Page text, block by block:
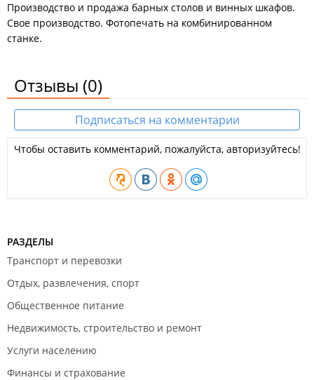
Производство и продажа барных столов и винных шкафов.
Свое производство. Фотопечать на комбинированном
станке.
Отзывы (0)
Подписаться на комментарии
Чтобы оставить комментарий, пожалуйста, авторизуйтесь!
РАЗДЕЛЫ
Транспорт и перевозки
Отдых, развлечения, спорт
Общественное питание
Недвижимость, строительство и ремонт
Услуги населению
Финансы и страхование